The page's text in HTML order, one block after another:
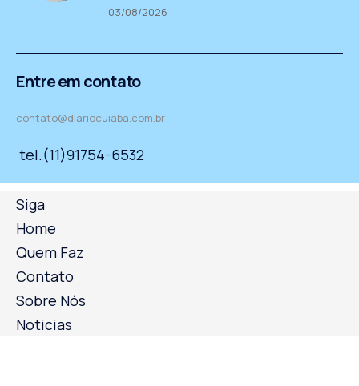
03/08/2026
Entre em contato
contato@diariocuiaba.com.br
tel.(11)91754-6532
Siga
Home
Quem Faz
Contato
Sobre Nós
Noticias